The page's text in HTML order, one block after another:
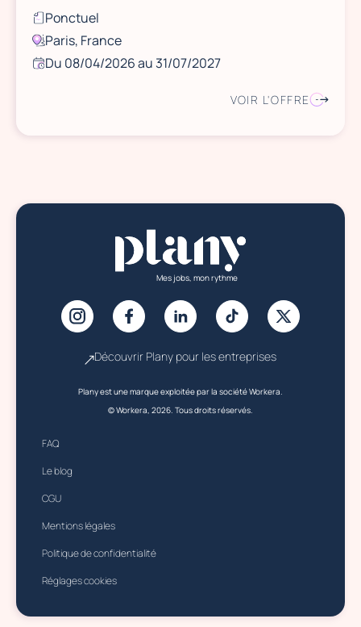
Ponctuel
Paris, France
Du 08/04/2026 au 31/07/2027
VOIR L'OFFRE
Mes jobs, mon rythme
Découvrir Plany pour les entreprises
Plany est une marque exploitée par la société Workera.
© Workera, 2026. Tous droits réservés.
FAQ
Le blog
CGU
Mentions légales
Politique de confidentialité
Réglages cookies